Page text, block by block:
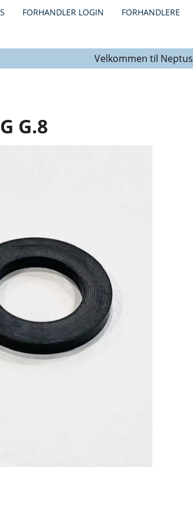
FORHANDLER LOGIN FORHANDLERE
Velkommen til Neptus
G.8